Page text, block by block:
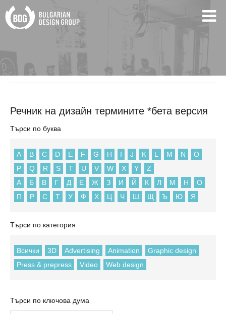
Речник на дизайн термините *бета версия
Търси по буква
A B C D E F G H I J K L M N
O
P
Q R S T U V W X Y
Z
А
Б В Г Д Е Ж З И Й К Л М Н
О
П
Р С Т У Ф Х Ц Ч Ш Щ Ъ Ю Я
Търси по категория
Всички 3D Advertising Animation
Graphic design
Press & prepress
Video Web design
Търси по ключова дума